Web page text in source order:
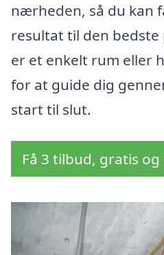
nærheden, så du kan
resultat til den bedste
er et enkelt rum eller
for at guide dig
start til slut.
Få 3 tilbud, gratis